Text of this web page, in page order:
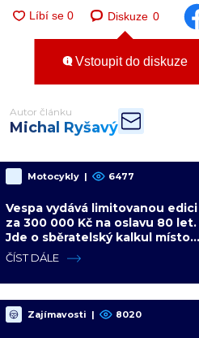
Diskuze 0
Vstoupit do diskuze
Autor článku
Michal Ryšavý
Motocykly | 6477
Vespa vydává limitovanou edici
za 300 000 Kč na oslavu 80 let.
Jde o sběratelský kalkul místo
jízdního upgradu
ČÍST DÁLE
Zajímavosti | 8020